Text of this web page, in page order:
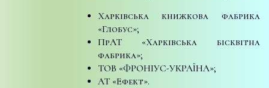
Харківська книжкова фабрика
«Глобус»;
ПрАТ «Харківська бісквітна
фабрика»;
ТОВ «ФРОНІУС-УКРАЇНА»;
АТ «Ефект».